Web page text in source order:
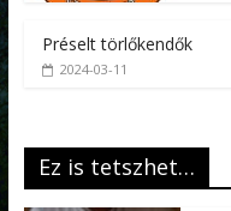
Préselt törlőkendők
2024-03-11
Ez is tetszhet…